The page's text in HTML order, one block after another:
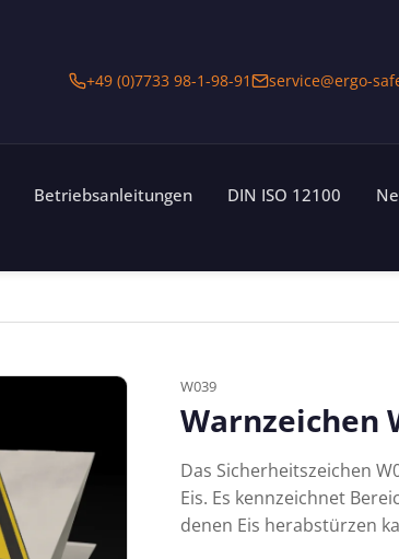
+49 (0)7733 98-1-98-91 service@ergo-
Betriebsanleitungen DIN ISO 12100
W039
Warnzeichen
Das Sicherheitszeichen
Eis. Es kennzeichnet
denen Eis herabstürzen